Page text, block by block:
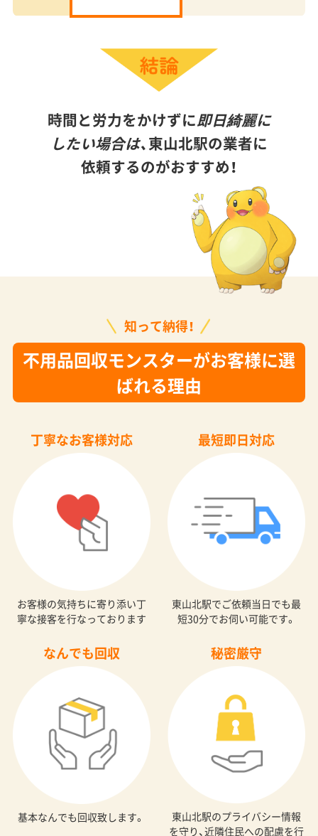
時間と労力をかけずに即日綺麗に
したい場合は、東山北駅の業者に
依頼するのがおすすめ！
知って納得！
不用品回収モンスターがお客様に選
ばれる理由
丁寧なお客様対応
お客様の気持ちに寄り添い丁
寧な接客を行なっております
最短即日対応
東山北駅でご依頼当日でも最
短30分でお伺い可能です。
なんでも回収
基本なんでも回収致します。
秘密厳守
東山北駅のプライバシー情報
を守り、近隣住民への配慮を行